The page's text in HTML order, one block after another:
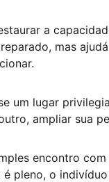
a
mas
um lugar
ampliar sua
encontro
pleno, o